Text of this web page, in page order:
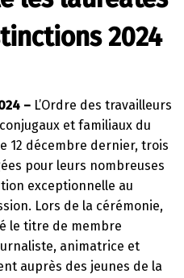
2024
– L’Ordre des travailleurs
et familiaux du
12 décembre dernier, trois
pour leurs nombreuses
exceptionnelle au
Lors de la cérémonie,
le titre de membre
animatrice et
auprès des jeunes de la